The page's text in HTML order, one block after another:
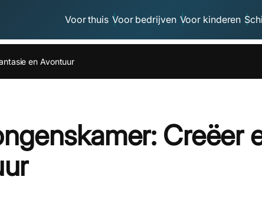
Voor thuis Voor bedrijven Voor kinderen
en Avontuur
Creëer